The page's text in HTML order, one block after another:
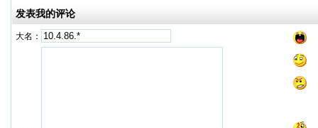
发表我的评论
大名：